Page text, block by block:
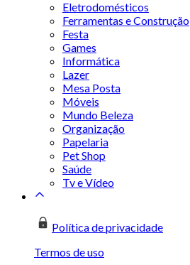
Eletrodomésticos
Ferramentas e Construção
Festa
Games
Informática
Lazer
Mesa Posta
Móveis
Mundo Beleza
Organização
Papelaria
Pet Shop
Saúde
Tv e Vídeo
Política de privacidade
Termos de uso